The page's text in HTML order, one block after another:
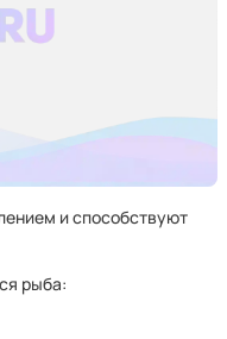
и способствуют
рыба: